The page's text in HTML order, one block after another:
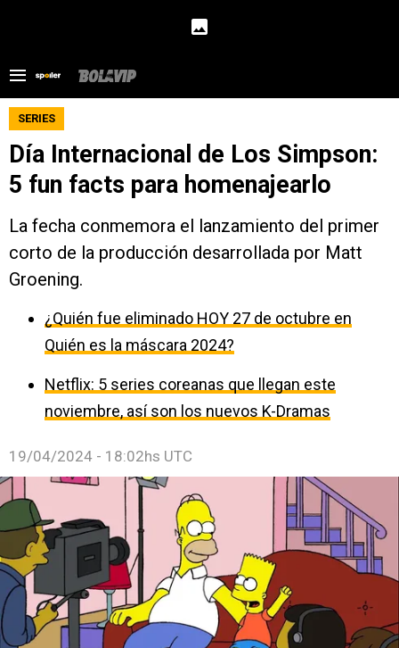
SERIES
Día Internacional de Los Simpson:
5 fun facts para homenajearlo
La fecha conmemora el lanzamiento del primer
corto de la producción desarrollada por Matt
Groening.
¿Quién fue eliminado HOY 27 de octubre en
Quién es la máscara 2024?
Netflix: 5 series coreanas que llegan este
noviembre, así son los nuevos K-Dramas
19/04/2024 - 18:02hs UTC